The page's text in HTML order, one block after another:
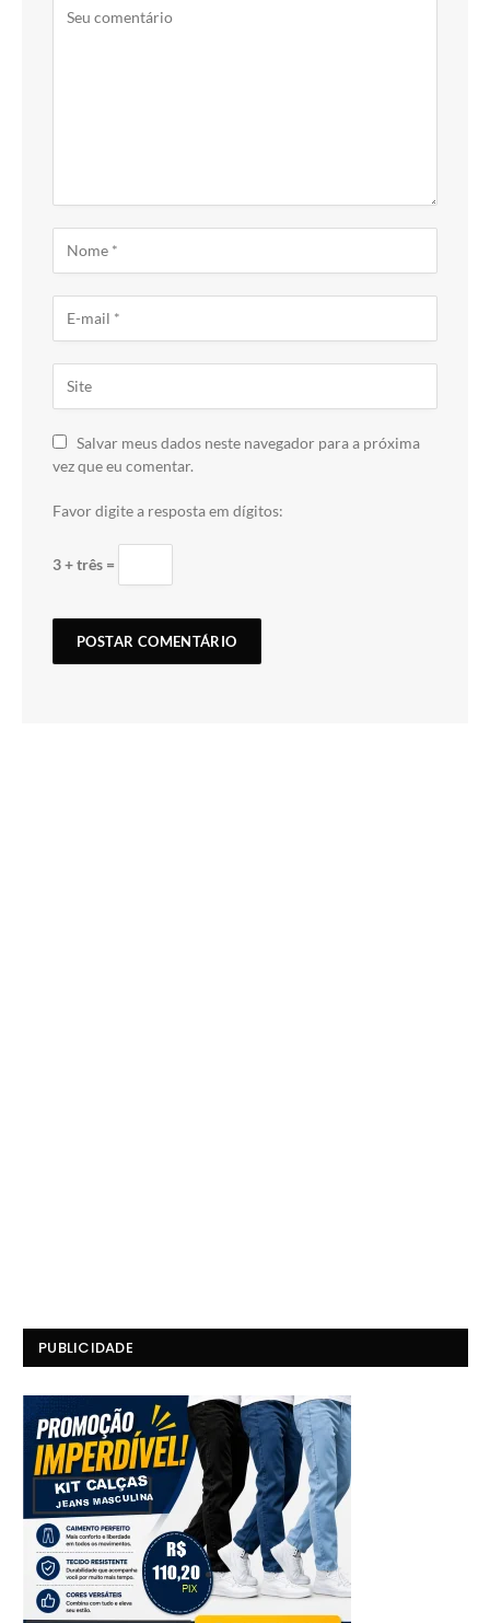
Salvar meus dados neste navegador para a próxima
vez que eu comentar.
Favor digite a resposta em dígitos:
3 + três =
PUBLICIDADE